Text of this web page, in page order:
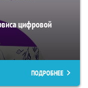
цифровой
ПОДРОБНЕЕ